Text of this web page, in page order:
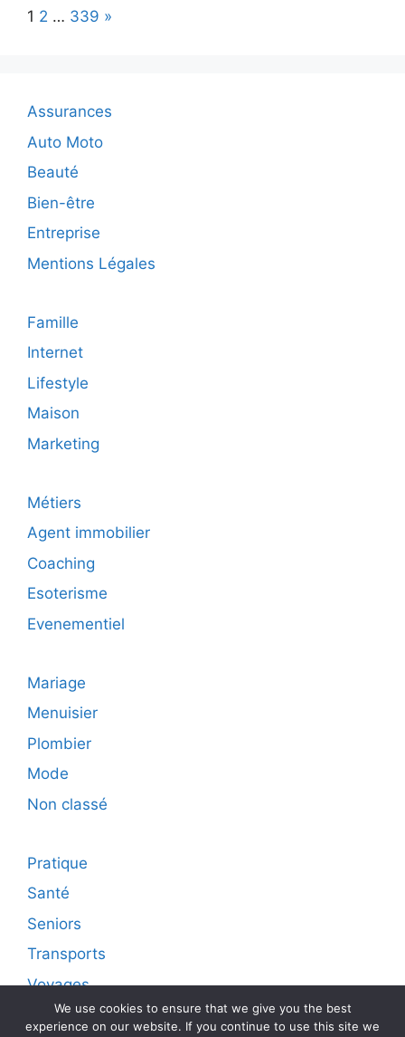
Page:
1 2 … 339 Next
»
Assurances
Auto Moto
Beauté
Bien-être
Entreprise
Mentions Légales
Famille
Internet
Lifestyle
Maison
Marketing
Métiers
Agent immobilier
Coaching
Esoterisme
Evenementiel
Mariage
Menuisier
Plombier
Mode
Non classé
Pratique
Santé
Seniors
Transports
Voyages
We use cookies to ensure that we give you the best
experience on our website. If you continue to use this site we